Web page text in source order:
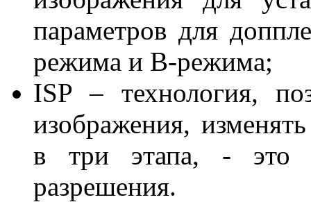
параметров для
режима и В-режима;
ISP – технология,
изображения,
в три этапа, - это
разрешения.